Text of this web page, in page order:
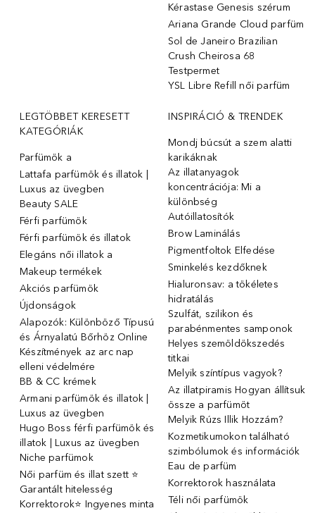
Kérastase Genesis szérum
Ariana Grande Cloud parfüm
Sol de Janeiro Brazilian
Crush Cheirosa 68
Testpermet
YSL Libre Refill női parfüm
LEGTÖBBET KERESETT
KATEGÓRIÁK
Parfümök ️a
Lattafa parfümök és illatok |
Luxus az üvegben
Beauty SALE
Férfi parfümök
Férfi parfümök és illatok
Elegáns női illatok ️a
Makeup termékek
Akciós parfümök
Újdonságok
Alapozók: Különböző Típusú
és Árnyalatú Bőrhöz Online
Készítmények az arc nap
elleni védelmére
BB & CC krémek
Armani parfümök és illatok |
Luxus az üvegben
Hugo Boss férfi parfümök és
illatok | Luxus az üvegben
Niche parfümok
Női parfüm és illat szett ⭐
Garantált hitelesség
Korrektorok⭐ Ingyenes minta
INSPIRÁCIÓ & TRENDEK
Mondj búcsút a szem alatti
karikáknak
Az illatanyagok
koncentrációja: Mi a
különbség
Autóillatosítók
Brow Laminálás
Pigmentfoltok Elfedése
Sminkelés kezdőknek
Hialuronsav: a tökéletes
hidratálás
Szulfát, szilikon és
parabénmentes samponok
Helyes szemöldökszedés
titkai
Melyik színtípus vagyok?
Az illatpiramis Hogyan állítsuk
össze a parfümöt
Melyik Rúzs Illik Hozzám?
Kozmetikumokon található
szimbólumok és információk
Eau de parfüm
Korrektorok használata
Téli női parfümök